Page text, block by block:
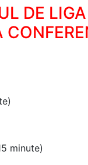
DE LIGA
minute)